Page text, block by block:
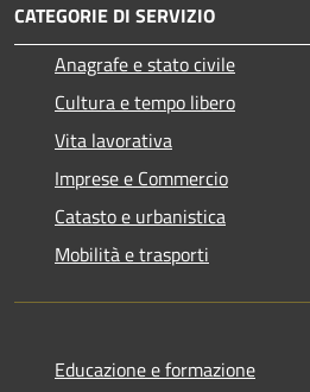
CATEGORIE DI SERVIZIO
Anagrafe e stato civile
Cultura e tempo libero
Vita lavorativa
Imprese e Commercio
Catasto e urbanistica
Mobilità e trasporti
Educazione e formazione